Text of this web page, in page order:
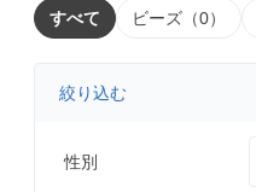
すべて ビーズ（0）
絞り込む
性別